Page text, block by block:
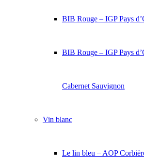
BIB Rouge – IGP Pays
BIB Rouge – IGP Pays
Cabernet Sauvignon
Vin blanc
Le lin bleu – AOP